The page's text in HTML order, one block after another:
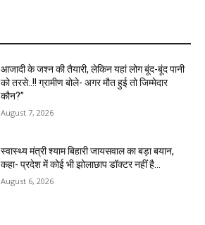
आजादी के जश्न की तैयारी, लेकिन यहां लोग बूंद-बूंद पानी
को तरसे..!! ग्रामीण बोले- अगर मौत हुई तो जिम्मेदार
कौन?”
August 7, 2026
स्वास्थ्य मंत्री श्याम बिहारी जायसवाल का बड़ा बयान,
कहा- प्रदेश में कोई भी झोलाछाप डॉक्टर नहीं है…
August 6, 2026